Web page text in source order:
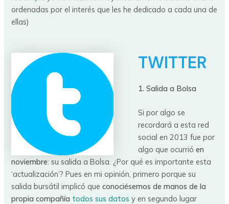
ordenadas por el interés que les he dedicado a cada una de
ellas)
TWITTER
1. Salida a Bolsa
Si por algo se
recordará a esta red
social en 2013 fue por
algo que ocurrió en
noviembre: su salida a Bolsa. ¿Por qué es importante esta
‘actualización’? Pues en mi opinión, primero porque su
salida bursátil implicó queconociésemos de manos de la
propia compañía todos sus datos y en segundo lugar